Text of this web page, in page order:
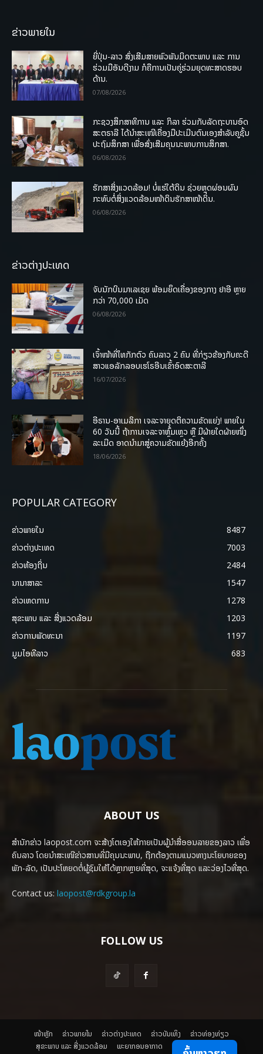
ຂ່າວພາຍໃນ
ຍີ່ປຸ່ນ-ລາວ ສົ່ງເສີມສາຍພົວພັນມິດຕະພາບ ແລະ ການ
ຮ່ວມມືອັນດີງາມ ກໍຄືການເປັນຄູ່ຮ່ວມຍຸດທະສາດຮອບ
ດ້ານ.
07/08/2026
ກະຊວງສຶກສາທິການ ແລະ ກິລາ ຮ່ວມກັບລັດຖະບານອົດ
ສະຕຣາລີ ໄດ້ນຳສະເໜີເຄື່ອງມືປະເມີນຕົນເອງສຳລັບຄູຊັ້ນ
ປະຖົມສຶກສາ ເພື່ອສົ່ງເສີມຄຸນນະພາບການສຶກສາ.
06/08/2026
ຮັກສາສິ່ງແວດລ້ອມ! ບໍ່ແຮ່ໃຕ້ດິນ ຊ່ວຍຫຼຸດຜ່ອນຜົນ
ກະທົບຕໍ່ສິ່ງແວດລ້ອມໜ້າດິນຮັກສາໜ້າດິນ.
06/08/2026
ຂ່າວຕ່າງປະເທດ
ຈັບນັກບິນມາເລເຊຍ ພ້ອມຍຶດເຄື່ອງຂອງກາງ ຢາອີ ຫຼາຍ
ກວ່າ 70,000 ເມັດ
06/08/2026
ເຈົ້າໜ້າທີ່ໄທກັກຕົວ ຄົນລາວ 2 ຄົນ ທີ່ກ່ຽວຂ້ອງກັບຄະດີ
ສາວແອລັກລອບເຮໂຣອີນເຂົ້າອົດສະຕາລີ
16/07/2026
ອີຣານ-ອາເມລິກາ ເຈລະຈາຍຸດຕິຄວາມຂັດແຍ່ງ! ພາຍໃນ
60 ວັນນີ້ ຖ້າການເຈລະຈາຫຼົ້ມເຫຼວ ຫຼື ມີຝ່າຍໃດຝ່າຍໜຶ່ງ
ລະເມີດ ອາດນໍາມາສູ່ຄວາມຂັດແຍ້ງອີກຄັ້ງ
18/06/2026
POPULAR CATEGORY
ຂ່າວພາຍ​ໃນ
8487
ຂ່າວຕ່າງປະເທດ
7003
ຂ່າວທ້ອງຖິ່ນ
2484
ນານາສາລະ
1547
ຂ່າວເຫດການ
1278
ສຸຂະພາບ ແລະ ສີ່ງແວດລ້ອມ
1203
ຂ່າວການພັດທະນາ
1197
ມູມໄອທີລາວ
683
ABOUT US
ສຳນັກຂ່າວ laopost.com ຈະສ້າງໂຕເອງໃຫ້ກາຍເປັນຜູ້ນຳສື່ອອນລາຍຂອງລາວ ເພື່ອ
ຄົນລາວ ໂດຍນຳສະເໜີຂ່າວສານທີ່ມີຄຸນນະພາບ, ຖືກຕ້ອງຕາມແນວທາງນະໂຍບາຍຂອງ
ພັກ-ລັດ, ເປັນປະໂຫຍດຕໍ່ຜູ້ຊົມໃຫ້ໄດ້ຫຼາກຫຼາຍທີ່ສຸດ, ຈະແຈ້ງທີ່ສຸດ ແລະວ່ອງໄວທີ່ສຸດ.
Contact us: laopost@rdkgroup.la
FOLLOW US
ໜ້າຫຼັກ ຂ່າວພາຍ​ໃນ ຂ່າວຕ່າງປະເທດ ​ຂ່າວບັນເທິງ
​ຂ່າວທ່ອງທ່ຽວ
ສຸຂະພາບ ແລະ ສີ່ງແວດລ້ອມ
ພະຍາກອນອາກາດ